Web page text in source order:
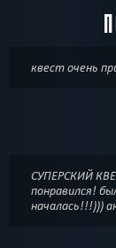
квест очень
СУПЕРСКИЙ
понравился!
началась!!!)))